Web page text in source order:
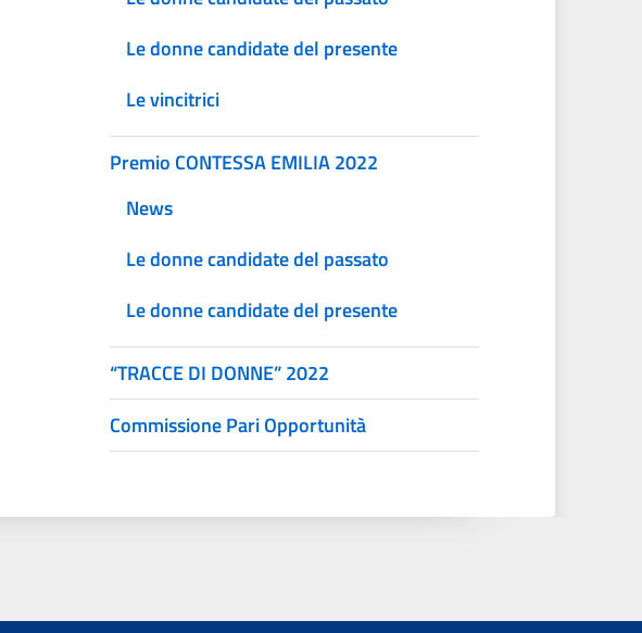
Le donne candidate del presente
Le vincitrici
Premio CONTESSA EMILIA 2022
News
Le donne candidate del passato
Le donne candidate del presente
“TRACCE DI DONNE” 2022
Commissione Pari Opportunità